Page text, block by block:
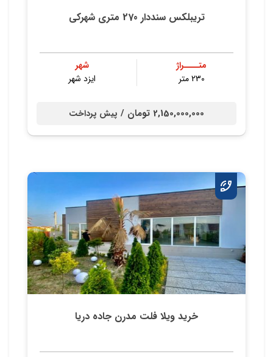
تریبلکس سنددار 270 متری شهرکی
متــــراژ
230 متر
شهر
ایزد شهر
2,150,000,000 تومان / پیش پرداخت
خرید ویلا فلت مدرن جاده دريا